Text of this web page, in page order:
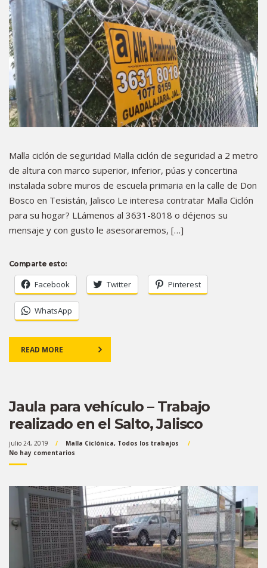
Malla ciclón de seguridad Malla ciclón de seguridad a 2 metro
de altura con marco superior, inferior, púas y concertina
instalada sobre muros de escuela primaria en la calle de Don
Bosco en Tesistán, Jalisco Le interesa contratar Malla Ciclón
para su hogar? LLámenos al 3631-8018 o déjenos su
mensaje y con gusto le asesoraremos, […]
Comparte esto:
Facebook Twitter Pinterest
WhatsApp
READ MORE
Jaula para vehículo – Trabajo
realizado en el Salto, Jalisco
julio 24, 2019 Malla Ciclónica, Todos los trabajos
No hay comentarios